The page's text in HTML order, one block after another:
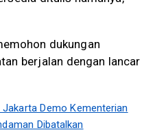
dukungan
berjalan dengan lancar
Demo Kementerian
Dibatalkan